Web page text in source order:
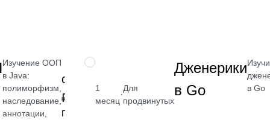
Изучение ООП
в Java:
полиморфизм,
наследование,
аннотации,
от 2 400
₽
Посмотреть
НАВЫК
1
месяц
·
Для
продвинутых
Дженерики
в Go
в Go